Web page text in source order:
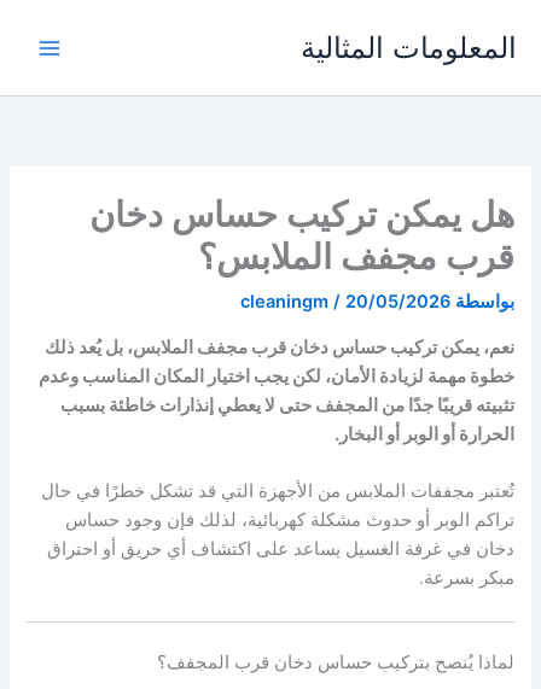
المعلومات المثالية
هل يمكن تركيب حساس دخان
قرب مجفف الملابس؟
بواسطة cleaningm / 20/05/2026
نعم، يمكن تركيب حساس دخان قرب مجفف الملابس، بل يُعد ذلك
خطوة مهمة لزيادة الأمان، لكن يجب اختيار المكان المناسب وعدم
تثبيته قريبًا جدًا من المجفف حتى لا يعطي إنذارات خاطئة بسبب
الحرارة أو الوبر أو البخار.
تُعتبر مجففات الملابس من الأجهزة التي قد تشكل خطرًا في حال
تراكم الوبر أو حدوث مشكلة كهربائية، لذلك فإن وجود حساس
دخان في غرفة الغسيل يساعد على اكتشاف أي حريق أو احتراق
مبكر بسرعة.
لماذا يُنصح بتركيب حساس دخان قرب المجفف؟